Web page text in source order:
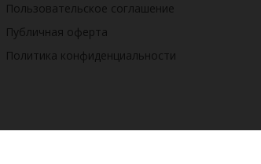
Пользовательское соглашение
Публичная оферта
Политика конфиденциальности